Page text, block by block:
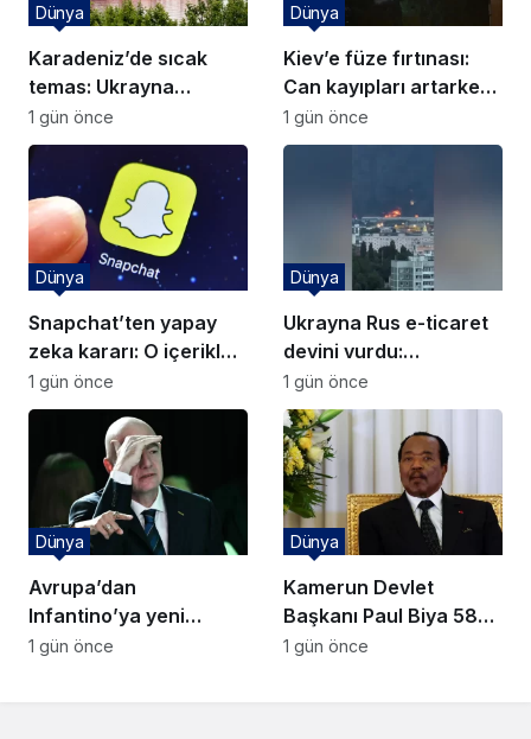
Karadeniz’de sıcak
temas: Ukrayna
nükleer devin gemisini
batırdı
Dünya
1 gün önce
Kiev’e füze fırtınası:
Can kayıpları artarken
Zelenski’den hava
savunma diplomasisi
Dünya
1 gün önce
Snapchat’ten yapay
zeka kararı: O içerikler
artık önerilmeyecek
Dünya
1 gün önce
Ukrayna Rus e-ticaret
devini vurdu:
Karadeniz’de gemiler
hedefte
Dünya
1 gün önce
Avrupa’dan
Infantino’ya yeni
darbe: FIFA seçim
Dünya
1 gün önce
Kamerun Devlet
Başkanı Paul Biya 58
gündür kayıp:
Dünya
1 gün önce